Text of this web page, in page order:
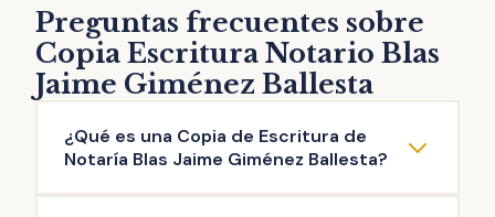
Preguntas frecuentes sobre
Copia Escritura Notario Blas
Jaime Giménez Ballesta
¿Qué es una Copia de Escritura de
Notaría Blas Jaime Giménez Ballesta?